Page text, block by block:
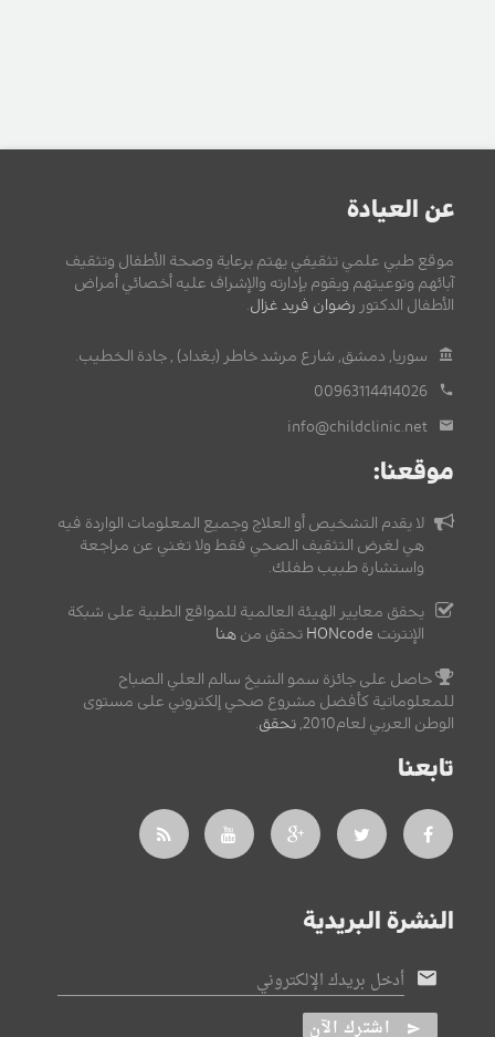
عن العيادة
موقع طبي علمي تثقيفي يهتم برعاية وصحة الأطفال وتثقيف
آبائهم وتوعيتهم ويقوم بإدارته والإشراف عليه أخصائي أمراض
الأطفال الدكتور رضوان فريد غزال
سوريا, دمشق, شارع مرشد خاطر (بغداد) , جادة الخطيب.
00963114414026
info@childclinic.net
موقعنا:
لا يقدم التشخيص أو العلاج وجميع المعلومات الواردة فيه
هي لغرض التثقيف الصحي فقط ولا تغني عن مراجعة
واستشارة طبيب طفلك.
يحقق معايير الهيئة العالمية للمواقع الطبية على شبكة
الإنترنت HONcode تحقق من هنا
حاصل على جائزة سمو الشيخ سالم العلي الصباح
للمعلوماتية كأفضل مشروع صحي إلكتروني على مستوى
الوطن العربي لعام2010,
تحقق
تابعنا
النشرة البريدية
أدخل بريدك الإلكتروني
اشترك الآن